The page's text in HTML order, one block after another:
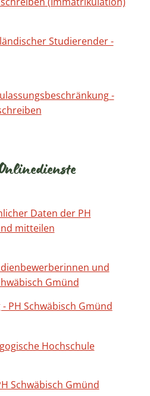
Studierender -
-
Daten der PH
mitteilen
und
Gmünd
PH Schwäbisch Gmünd
Hochschule
Schwäbisch Gmünd